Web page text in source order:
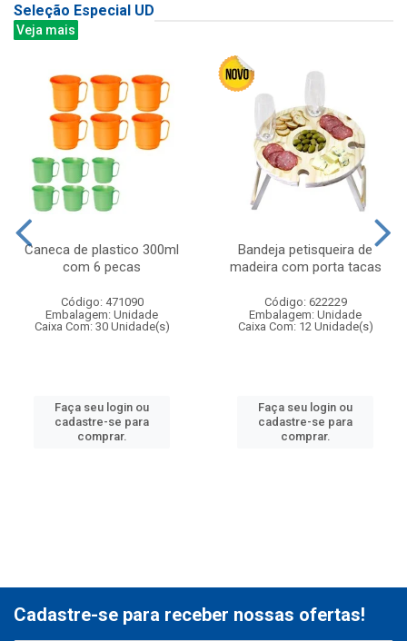
Seleção Especial UD
Veja mais
Caneca de plastico 300ml
com 6 pecas
Código: 471090
Embalagem: Unidade
Caixa Com: 30 Unidade(s)
Faça seu login ou
cadastre-se para
comprar.
Bandeja petisqueira de
madeira com porta tacas
Código: 622229
Embalagem: Unidade
Caixa Com: 12 Unidade(s)
Faça seu login ou
cadastre-se para
comprar.
Cadastre-se para receber nossas ofertas!